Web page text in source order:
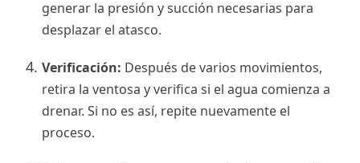
generar la presión y succión necesarias para
desplazar el atasco.
Verificación: Después de varios movimientos,
retira la ventosa y verifica si el agua comienza a
drenar. Si no es así, repite nuevamente el
proceso.